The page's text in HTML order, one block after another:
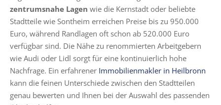
zentrumsnahe Lagen wie die Kernstadt oder beliebte
Stadtteile wie Sontheim erreichen Preise bis zu 950.000
Euro, während Randlagen oft schon ab 520.000 Euro
verfügbar sind. Die Nähe zu renommierten Arbeitgebern
wie Audi oder Lidl sorgt für eine kontinuierlich hohe
Nachfrage. Ein erfahrener Immobilienmakler in Heilbronn
kann die feinen Unterschiede zwischen den Stadtteilen
genau bewerten und Ihnen bei der Auswahl des passenden